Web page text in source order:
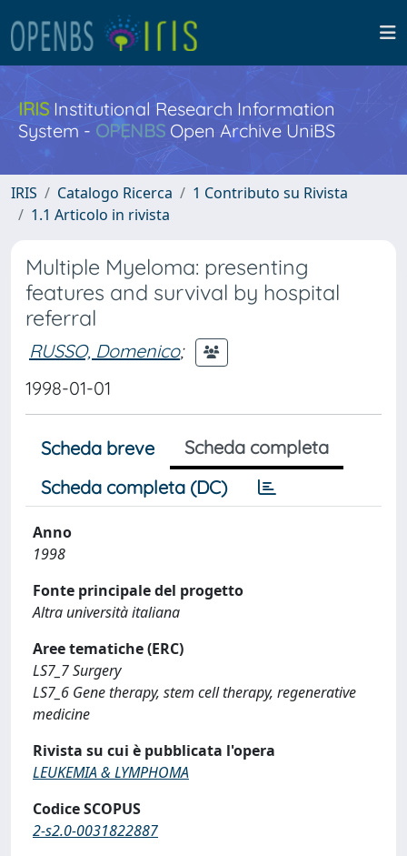
IRISInstitutional Research Information
System - OPENBS Open Archive UniBS
IRIS Catalogo Ricerca
1 Contributo su Rivista
1.1 Articolo in rivista
Multiple Myeloma: presenting
features and survival by hospital
referral
RUSSO, Domenico;
1998-01-01
Scheda breve
Scheda completa
Scheda completa (DC)
Anno
1998
Fonte principale del progetto
Altra università italiana
Aree tematiche (ERC)
LS7_7 Surgery
LS7_6 Gene therapy, stem cell therapy, regenerative
medicine
Rivista su cui è pubblicata l'opera
LEUKEMIA & LYMPHOMA
Codice SCOPUS
2-s2.0-0031822887